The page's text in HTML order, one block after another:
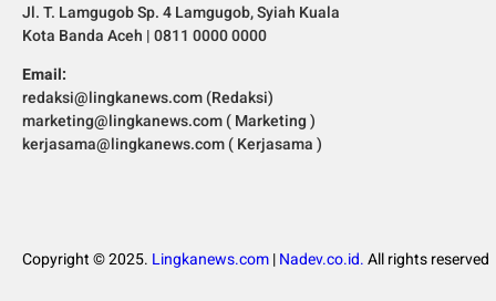
Jl. T. Lamgugob Sp. 4 Lamgugob, Syiah Kuala
Kota Banda Aceh | 0811 0000 0000
Email:
redaksi@lingkanews.com (Redaksi)
marketing@lingkanews.com ( Marketing )
kerjasama@lingkanews.com ( Kerjasama )
Copyright © 2025. Lingkanews.com|Nadev.co.id.All rights reserved